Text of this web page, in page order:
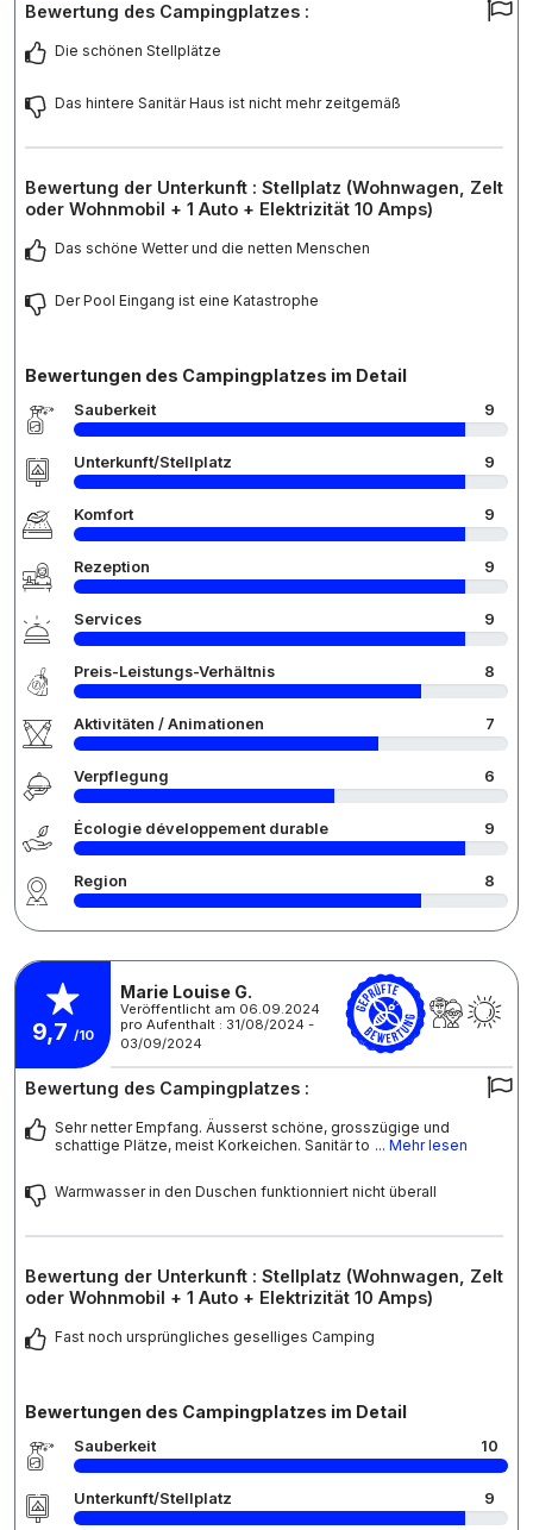
Bewertung des Campingplatzes :
Die schönen Stellplätze
Das hintere Sanitär Haus ist nicht mehr zeitgemäß
Bewertung der Unterkunft : Stellplatz (Wohnwagen, Zelt
oder Wohnmobil + 1 Auto + Elektrizität 10 Amps)
Das schöne Wetter und die netten Menschen
Der Pool Eingang ist eine Katastrophe
Bewertungen des Campingplatzes im Detail
Sauberkeit 9
Unterkunft/Stellplatz 9
Komfort 9
Rezeption 9
Services 9
Preis-Leistungs-Verhältnis 8
Aktivitäten / Animationen 7
Verpflegung 6
Écologie développement durable 9
Region 8
9,7 /10
Marie Louise G.
Veröffentlicht am 06.09.2024
pro Aufenthalt : 31/08/2024 -
03/09/2024
Bewertung des Campingplatzes :
Sehr netter Empfang. Äusserst schöne, grosszügige und
schattige Plätze, meist Korkeichen. Sanitär to ... Mehr lesen
Warmwasser in den Duschen funktionniert nicht überall
Bewertung der Unterkunft : Stellplatz (Wohnwagen, Zelt
oder Wohnmobil + 1 Auto + Elektrizität 10 Amps)
Fast noch ursprüngliches geselliges Camping
Bewertungen des Campingplatzes im Detail
Sauberkeit 10
Unterkunft/Stellplatz 9